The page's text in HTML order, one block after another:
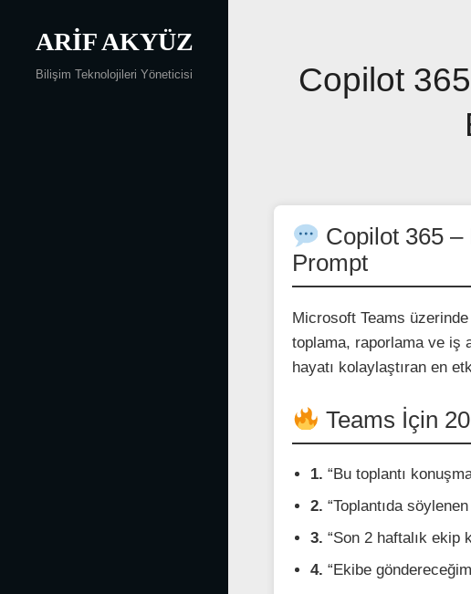
ARIF AKYÜZ
Bilişim Teknolojileri Yöneticisi
Copilot
Copilot 365
Prompt
Microsoft Teams
toplama, raporlama ve iş
hayatı kolaylaştıran en
Teams İçin
1. “Bu toplantı
2. “Toplantıda
3. “Son 2 haftalık ekip
4. “Ekibe
Yazı
gezinmesi